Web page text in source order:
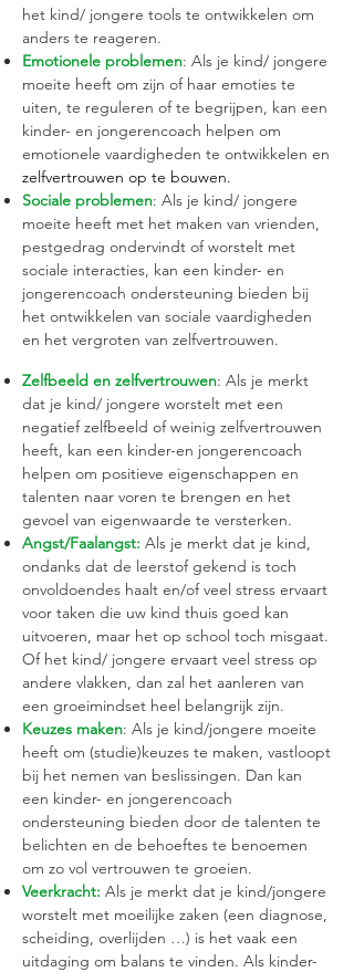
het kind/ jongere tools te ontwikkelen om
anders te reageren.
Emotionele problemen: Als je kind/ jongere
moeite heeft om zijn of haar emoties te
uiten, te reguleren of te begrijpen, kan een
kinder- en jongerencoach helpen om
emotionele vaardigheden te ontwikkelen en
zelfvertrouwen op te bouwen.
Sociale problemen: Als je kind/ jongere
moeite heeft met het maken van vrienden,
pestgedrag ondervindt of worstelt met
sociale interacties, kan een kinder- en
jongerencoach ondersteuning bieden bij
het ontwikkelen van sociale vaardigheden
en het vergroten van zelfvertrouwen.
Zelfbeeld en zelfvertrouwen: Als je merkt
dat je kind/ jongere worstelt met een
negatief zelfbeeld of weinig zelfvertrouwen
heeft, kan een kinder-en jongerencoach
helpen om positieve eigenschappen en
talenten naar voren te brengen en het
gevoel van eigenwaarde te versterken.
Angst/Faalangst: Als je merkt dat je kind,
ondanks dat de leerstof gekend is toch
onvoldoendes haalt en/of veel stress ervaart
voor taken die uw kind thuis goed kan
uitvoeren, maar het op school toch misgaat.
Of het kind/ jongere ervaart veel stress op
andere vlakken, dan zal het aanleren van
een groeimindset heel belangrijk zijn.
Keuzes maken: Als je kind/jongere moeite
heeft om (studie)keuzes te maken, vastloopt
bij het nemen van beslissingen. Dan kan
een kinder- en jongerencoach
ondersteuning bieden door de talenten te
belichten en de behoeftes te benoemen
om zo vol vertrouwen te groeien.
Veerkracht: Als je merkt dat je kind/jongere
worstelt met moeilijke zaken (een diagnose,
scheiding, overlijden …) is het vaak een
uitdaging om balans te vinden. Als kinder-